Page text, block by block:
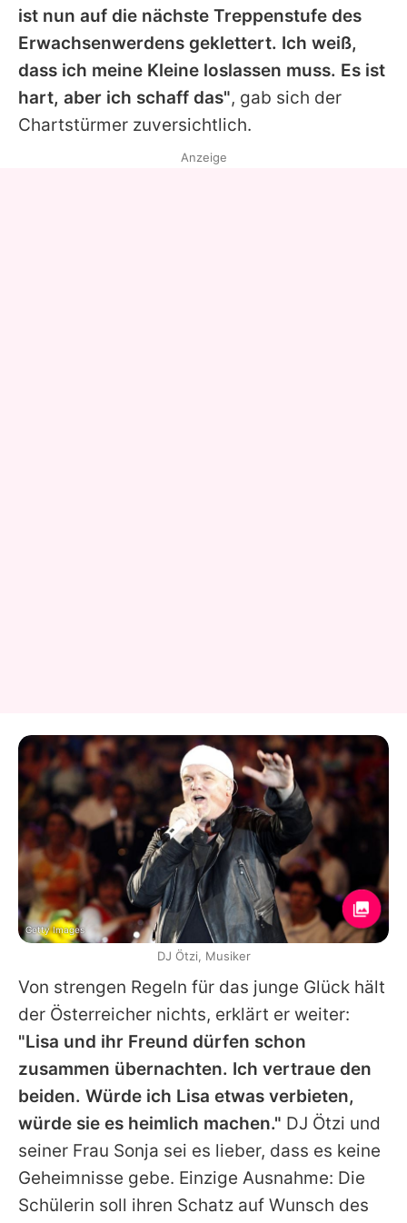
ist nun auf die nächste Treppenstufe des
Erwachsenwerdens geklettert. Ich weiß,
dass ich meine Kleine loslassen muss. Es ist
hart, aber ich schaff das", gab sich der
Chartstürmer zuversichtlich.
Von strengen Regeln für das junge Glück hält
der Österreicher nichts, erklärt er weiter:
"Lisa und ihr Freund dürfen schon
zusammen übernachten. Ich vertraue den
beiden. Würde ich Lisa etwas verbieten,
würde sie es heimlich machen." DJ Ötzi und
seiner Frau Sonja sei es lieber, dass es keine
Geheimnisse gebe. Einzige Ausnahme: Die
Schülerin soll ihren Schatz auf Wunsch des
Anzeige
Getty Images
DJ Ötzi, Musiker